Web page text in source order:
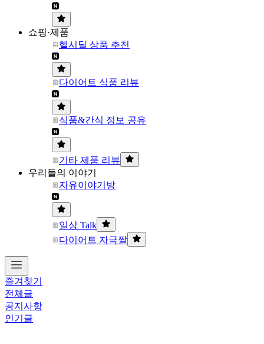
쇼핑·제품
헬시딜 상품 추천
다이어트 식품 리뷰
식품&간식 정보 공유
기타 제품 리뷰
우리들의 이야기
자유이야기방
일상 Talk
다이어트 자극짤
즐겨찾기
전체글
공지사항
인기글